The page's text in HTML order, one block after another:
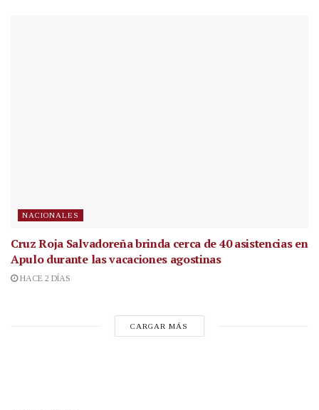
NACIONALES
Cruz Roja Salvadoreña brinda cerca de 40 asistencias en
Apulo durante las vacaciones agostinas
HACE 2 DÍAS
CARGAR MÁS